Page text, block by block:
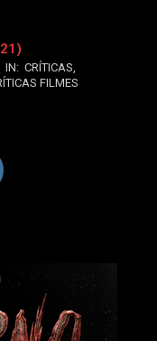
IN: CRÍTICAS,
FILMES